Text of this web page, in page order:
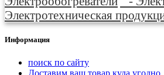
Электротехническая
Информация
поиск по сайту
Доставим ваш товар куда угодно